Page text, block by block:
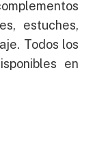
estuches,
Todos los
en